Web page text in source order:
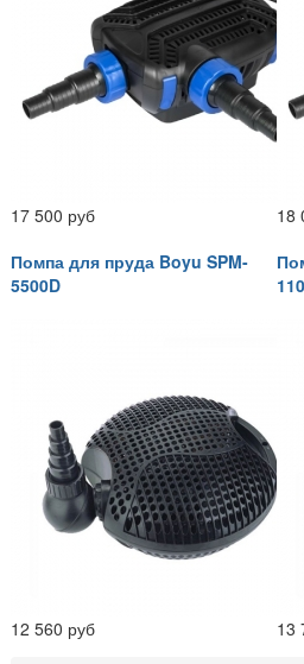
17 500 руб
18
Помпа для пруда Boyu SPM-
5500D
12 560 руб 13